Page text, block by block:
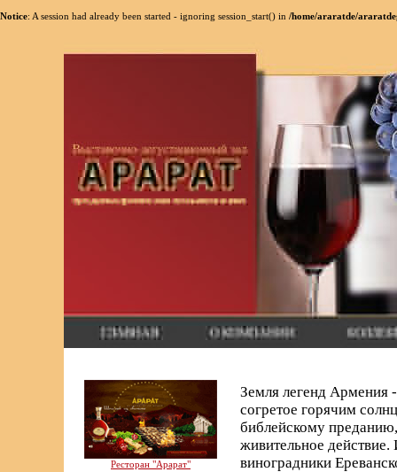
Notice: A session had already been started - ignoring session_start() in /home/araratde/
Ресторан "Арарат"
Земля легенд Армения
согретое горячим
библейскому
живительное
виноградники